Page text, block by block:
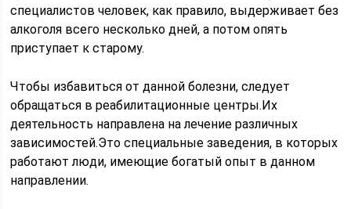
специалистов человек, как правило, выдерживает без
алкоголя всего несколько дней, а потом опять
приступает к старому.
Чтобы избавиться от данной болезни, следует
обращаться в реабилитационные центры.Их
деятельность направлена на лечение различных
зависимостей.Это специальные заведения, в которых
работают люди, имеющие богатый опыт в данном
направлении.